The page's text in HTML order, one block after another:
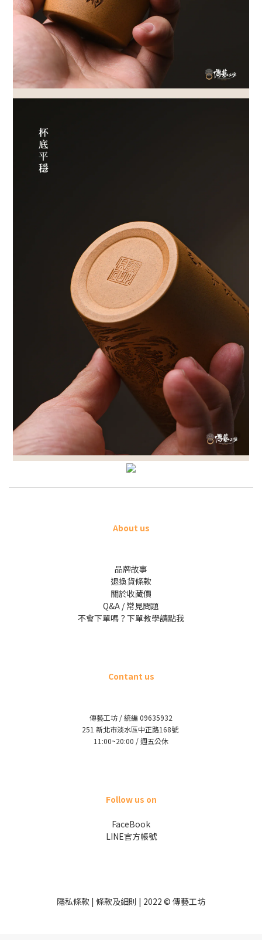
About us
品牌故事
退換貨條款
關於收藏價
Q&A / 常見問題
不會下單嗎？下單教學請點我
Contant us
傳藝工坊 / 統編 09635932
251 新北市淡水區中正路168號
11:00~20:00 / 週五公休
Follow us on
FaceBook
LINE官方帳號
隱私條款 | 條款及細則 | 2022 © 傳藝工坊